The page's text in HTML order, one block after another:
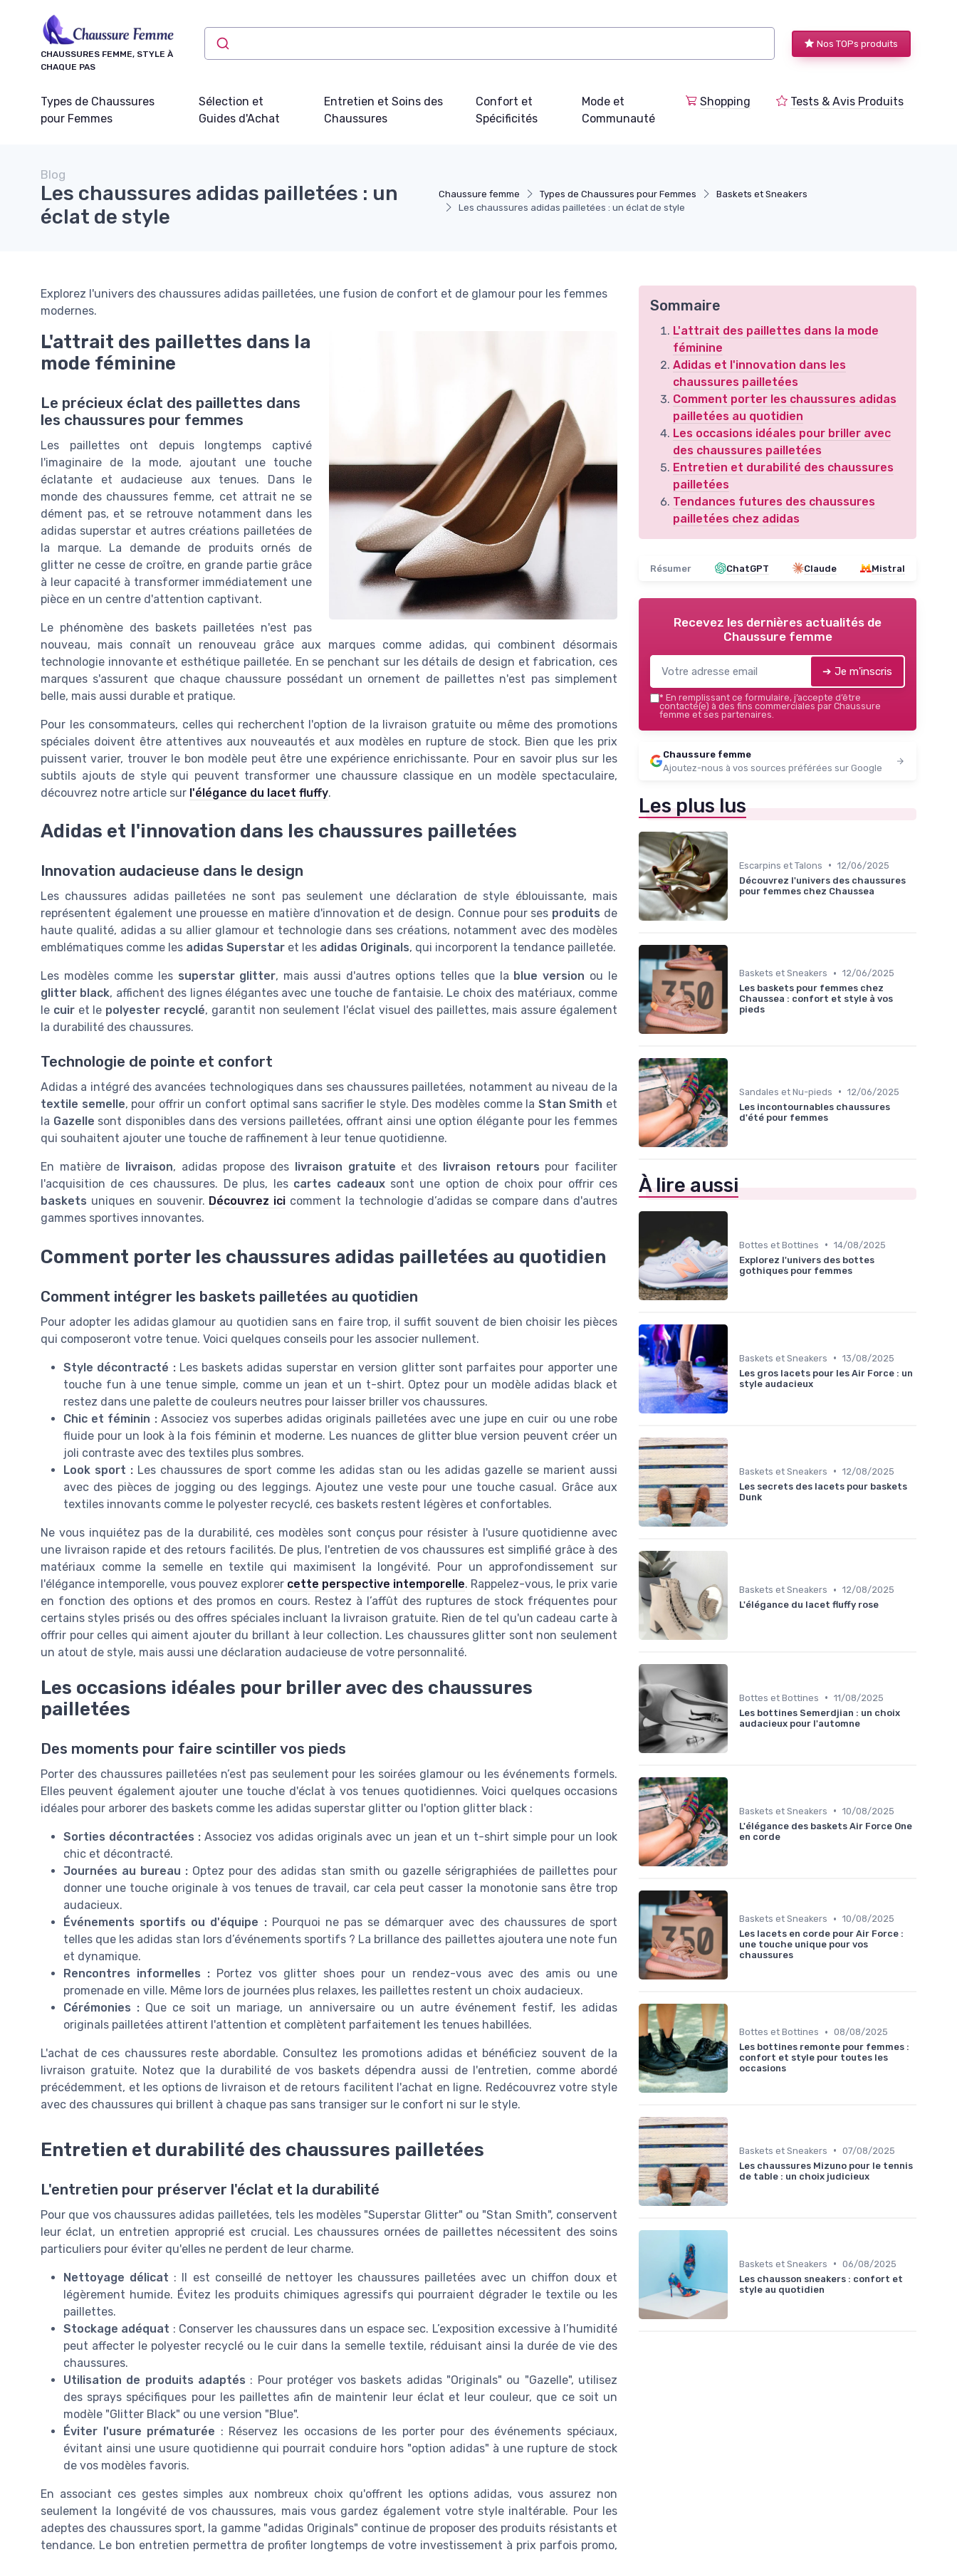
CHAUSSURES FEMME, STYLE À
CHAQUE PAS
Nos TOPs produits
Types de Chaussures
pour Femmes
Sélection et
Guides d'Achat
Entretien et Soins des
Chaussures
Confort et
Spécificités
Mode et
Communauté
Shopping Tests & Avis Produits
Chaussure femme Types de Chaussures pour Femmes
Baskets et Sneakers
Les chaussures adidas pailletées : un éclat de style
Blog
Les chaussures adidas pailletées : un
éclat de style
Explorez l'univers des chaussures adidas pailletées, une fusion de confort et de glamour pour les femmes
modernes.
L'attrait des paillettes dans la
mode féminine
Le précieux éclat des paillettes dans
les chaussures pour femmes
Les paillettes ont depuis longtemps captivé
l'imaginaire de la mode, ajoutant une touche
éclatante et audacieuse aux tenues. Dans le
monde des chaussures femme, cet attrait ne se
dément pas, et se retrouve notamment dans les
adidas superstar et autres créations pailletées de
la marque. La demande de produits ornés de
glitter ne cesse de croître, en grande partie grâce
à leur capacité à transformer immédiatement une
pièce en un centre d'attention captivant.
Le phénomène des baskets pailletées n'est pas
nouveau, mais connaît un renouveau grâce aux marques comme adidas, qui combinent désormais
technologie innovante et esthétique pailletée. En se penchant sur les détails de design et fabrication, ces
marques s'assurent que chaque chaussure possédant un ornement de paillettes n'est pas simplement
belle, mais aussi durable et pratique.
Pour les consommateurs, celles qui recherchent l'option de la livraison gratuiteou même des promotions
spéciales doivent être attentives aux nouveautés et aux modèles en rupture de stock. Bien que les prix
puissent varier, trouver le bon modèle peut être une expérience enrichissante. Pour en savoir plus sur les
subtils ajouts de style qui peuvent transformer une chaussure classique en un modèle spectaculaire,
découvrez notre article sur l'élégance du lacet fluffy.
Adidas et l'innovation dans les chaussures pailletées
Innovation audacieuse dans le design
Les chaussures adidas pailletées ne sont pas seulement une déclaration de style éblouissante, mais
représentent également une prouesse en matière d'innovation et de design. Connue pour ses produits de
haute qualité, adidas a su allier glamour et technologie dans ses créations, notamment avec des modèles
emblématiques comme les adidas Superstar et les adidas Originals, qui incorporent la tendance pailletée.
Les modèles comme les superstar glitter, mais aussi d'autres options telles que la blue version ou le
glitter black, affichent des lignes élégantes avec une touche de fantaisie. Le choix des matériaux, comme
le cuiret le polyester recyclé, garantit non seulement l'éclat visuel des paillettes, mais assure également
la durabilité des chaussures.
Technologie de pointe et confort
Adidas a intégré des avancées technologiques dans ses chaussures pailletées, notamment au niveau de la
textile semelle, pour offrir un confort optimal sans sacrifier le style. Des modèles comme la Stan Smith et
la Gazelle sont disponibles dans des versions pailletées, offrant ainsi une option élégante pour les femmes
qui souhaitent ajouter une touche de raffinement à leur tenue quotidienne.
En matière de livraison, adidas propose des livraison gratuite et des livraison retours pour faciliter
l'acquisition de ces chaussures. De plus, les cartes cadeauxsont une option de choix pour offrir ces
baskets uniques en souvenir. Découvrez ici comment la technologie d’adidas se compare dans d'autres
gammes sportives innovantes.
Comment porter les chaussures adidas pailletées au quotidien
Comment intégrer les baskets pailletées au quotidien
Pour adopter les adidas glamour au quotidien sans en faire trop, il suffit souvent de bien choisir les pièces
qui composeront votre tenue. Voici quelques conseils pour les associer nullement.
Style décontracté :Les baskets adidas superstar en version glitter sont parfaites pour apporter une
touche fun à une tenue simple, comme un jean et un t-shirt. Optez pour un modèle adidas black et
restez dans une palette de couleurs neutres pour laisser briller vos chaussures.
Chic et féminin :Associez vos superbes adidas originals pailletées avec une jupe en cuir ou une robe
fluide pour un look à la fois féminin et moderne. Les nuances de glitter blue version peuvent créer un
joli contraste avec des textiles plus sombres.
Look sport : Les chaussures de sport comme les adidas stan ou les adidas gazelle se marient aussi
avec des pièces de jogging ou des leggings. Ajoutez une veste pour une touche casual. Grâce aux
textiles innovants comme le polyester recyclé, ces baskets restent légères et confortables.
Ne vous inquiétez pas de la durabilité, ces modèles sont conçus pour résister à l'usure quotidienne avec
une livraison rapide et des retours facilités. De plus, l'entretien de vos chaussures est simplifié grâce à des
matériaux comme la semelle en textile qui maximisent la longévité. Pour un approfondissement sur
l'élégance intemporelle, vous pouvez explorer cette perspective intemporelle. Rappelez-vous, le prix varie
en fonction des options et des promos en cours. Restez à l’affût des ruptures de stock fréquentes pour
certains styles prisés ou des offres spéciales incluant la livraison gratuite. Rien de tel qu'un cadeau carte à
offrir pour celles qui aiment ajouter du brillant à leur collection. Les chaussures glitter sont non seulement
un atout de style, mais aussi une déclaration audacieuse de votre personnalité.
Les occasions idéales pour briller avec des chaussures
pailletées
Des moments pour faire scintiller vos pieds
Porter des chaussures pailletées n’est pas seulement pour les soirées glamour ou les événements formels.
Elles peuvent également ajouter une touche d'éclat à vos tenues quotidiennes. Voici quelques occasions
idéales pour arborer des baskets comme les adidas superstar glitter ou l'option glitter black :
Sorties décontractées : Associez vos adidas originals avec un jean et un t-shirt simple pour un look
chic et décontracté.
Journées au bureau : Optez pour des adidas stan smith ou gazelle sérigraphiées de paillettes pour
donner une touche originale à vos tenues de travail, car cela peut casser la monotonie sans être trop
audacieux.
Événements sportifs ou d'équipe :Pourquoi ne pas se démarquer avec des chaussures de sport
telles que les adidas stan lors d’événements sportifs ? La brillance des paillettes ajoutera une note fun
et dynamique.
Rencontres informelles : Portez vos glitter shoes pour un rendez-vous avec des amis ou une
promenade en ville. Même lors de journées plus relaxes, les paillettes restent un choix audacieux.
Cérémonies : Que ce soit un mariage, un anniversaire ou un autre événement festif, les adidas
originals pailletées attirent l'attention et complètent parfaitement les tenues habillées.
L'achat de ces chaussures reste abordable. Consultez les promotions adidas et bénéficiez souvent de la
livraison gratuite. Notez que la durabilité de vos baskets dépendra aussi de l'entretien, comme abordé
précédemment, et les options de livraison et de retours facilitent l'achat en ligne. Redécouvrez votre style
avec des chaussures qui brillent à chaque pas sans transiger sur le confort ni sur le style.
Entretien et durabilité des chaussures pailletées
L'entretien pour préserver l'éclat et la durabilité
Pour que vos chaussures adidas pailletées, tels les modèles "Superstar Glitter" ou "Stan Smith", conservent
leur éclat, un entretien approprié est crucial. Les chaussures ornées de paillettes nécessitent des soins
particuliers pour éviter qu'elles ne perdent de leur charme.
Nettoyage délicat : Il est conseillé de nettoyer les chaussures pailletées avec un chiffon doux et
légèrement humide. Évitez les produits chimiques agressifs qui pourraient dégrader le textile ou les
paillettes.
Stockage adéquat : Conserver les chaussures dans un espace sec. L’exposition excessive à l’humidité
peut affecter le polyester recyclé ou le cuir dans la semelle textile, réduisant ainsi la durée de vie des
chaussures.
Utilisation de produits adaptés : Pour protéger vos baskets adidas "Originals" ou "Gazelle", utilisez
des sprays spécifiques pour les paillettes afin de maintenir leur éclat et leur couleur, que ce soit un
modèle "Glitter Black" ou une version "Blue".
Éviter l'usure prématurée : Réservez les occasions de les porter pour des événements spéciaux,
évitant ainsi une usure quotidienne qui pourrait conduire hors "option adidas" à une rupture de stock
de vos modèles favoris.
En associant ces gestes simples aux nombreux choix qu'offrent les options adidas, vous assurez non
seulement la longévité de vos chaussures, mais vous gardez également votre style inaltérable. Pour les
adeptes des chaussures sport, la gamme "adidas Originals" continue de proposer des produits résistants et
tendance. Le bon entretien permettra de profiter longtemps de votre investissement à prix parfois promo,
Sommaire
L'attrait des paillettes dans la mode
féminine
Adidas et l'innovation dans les
chaussures pailletées
Comment porter les chaussures adidas
pailletées au quotidien
Les occasions idéales pour briller avec
des chaussures pailletées
Entretien et durabilité des chaussures
pailletées
Tendances futures des chaussures
pailletées chez adidas
Résumer ChatGPT Claude Mistral
Recevez les dernières actualités de
Chaussure femme
➔ Je m'inscris
* En remplissant ce formulaire, j’accepte d’être
contacté(e) à des fins commerciales par Chaussure
femme et ses partenaires.
Chaussure femme
Ajoutez-nous à vos sources préférées sur Google
Les plus lus
Escarpins et Talons • 12/06/2025
Découvrez l'univers des chaussures
pour femmes chez Chaussea
Baskets et Sneakers • 12/06/2025
Les baskets pour femmes chez
Chaussea : confort et style à vos
pieds
Sandales et Nu-pieds • 12/06/2025
Les incontournables chaussures
d'été pour femmes
À lire aussi
Bottes et Bottines • 14/08/2025
Explorez l'univers des bottes
gothiques pour femmes
Baskets et Sneakers • 13/08/2025
Les gros lacets pour les Air Force : un
style audacieux
Baskets et Sneakers • 12/08/2025
Les secrets des lacets pour baskets
Dunk
Baskets et Sneakers • 12/08/2025
L'élégance du lacet fluffy rose
Bottes et Bottines • 11/08/2025
Les bottines Semerdjian : un choix
audacieux pour l'automne
Baskets et Sneakers • 10/08/2025
L'élégance des baskets Air Force One
en corde
Baskets et Sneakers • 10/08/2025
Les lacets en corde pour Air Force :
une touche unique pour vos
chaussures
Bottes et Bottines • 08/08/2025
Les bottines remonte pour femmes :
confort et style pour toutes les
occasions
Baskets et Sneakers • 07/08/2025
Les chaussures Mizuno pour le tennis
de table : un choix judicieux
Baskets et Sneakers • 06/08/2025
Les chausson sneakers : confort et
style au quotidien